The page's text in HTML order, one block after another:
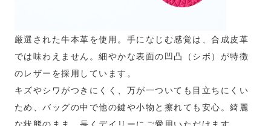
厳選された牛本革を使用。手になじむ感覚は、合成皮革
では味わえません。細やかな表面の凹凸（シボ）が特徴
のレザーを採用しています。
キズやシワがつきにくく、万が一ついても目立ちにくい
ため、バッグの中で他の鍵や小物と擦れても安心。綺麗